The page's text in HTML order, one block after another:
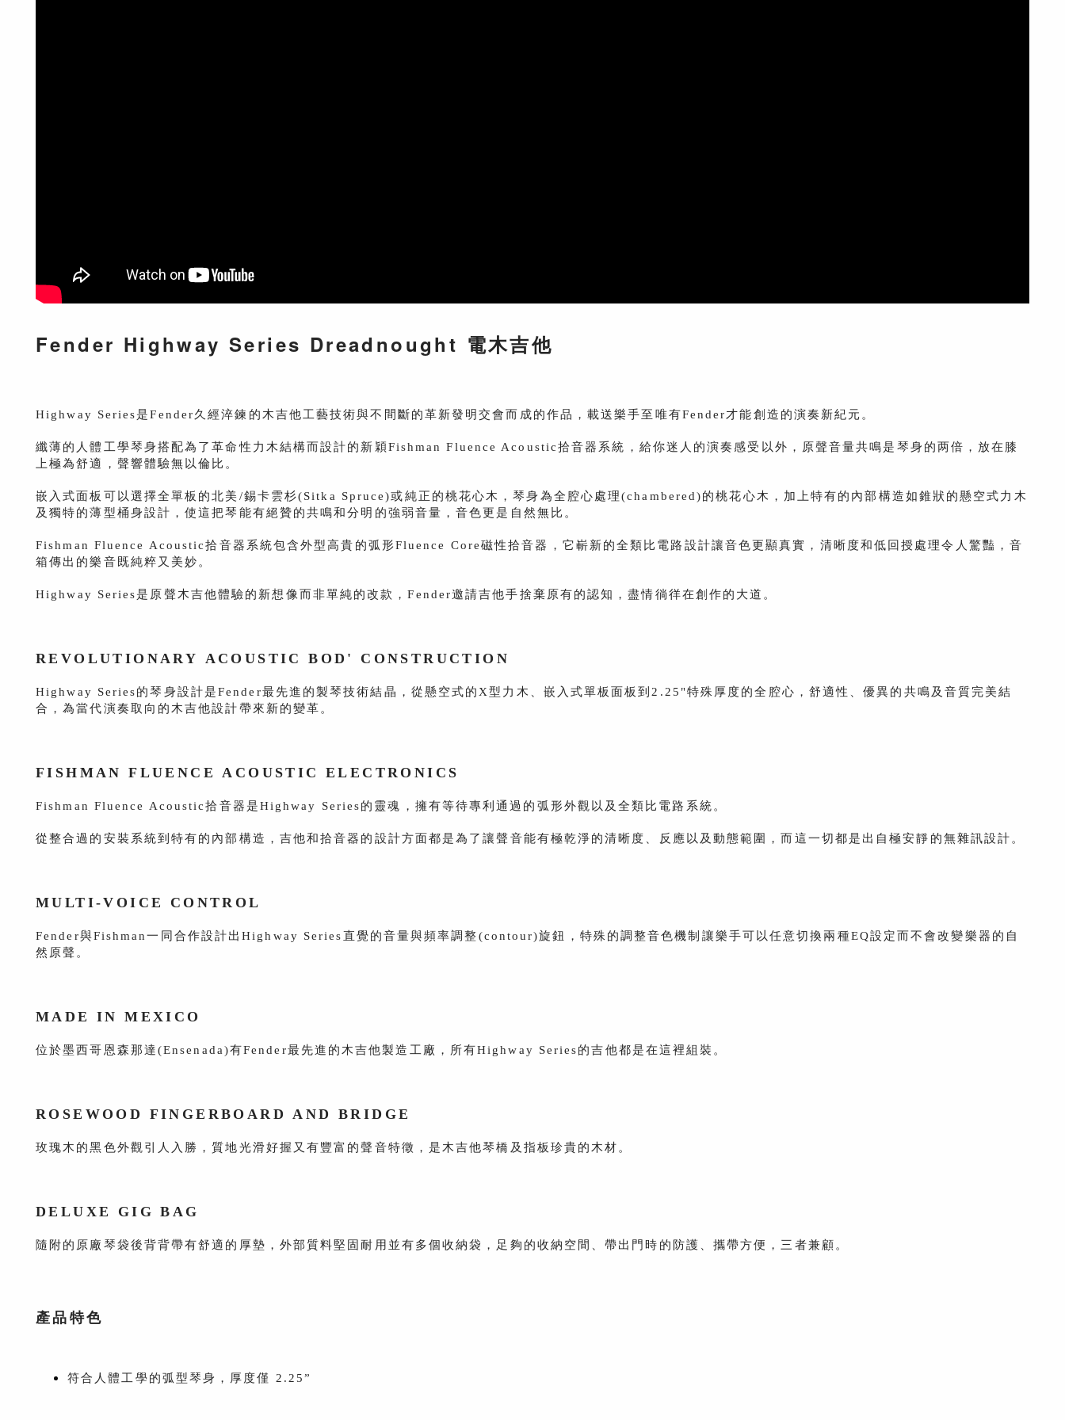
Fender Highway Series Dreadnought 電木吉他
Highway Series是Fender久經淬鍊的木吉他工藝技術與不間斷的革新發明交會而成的作品，載送樂手至唯有Fender才能創造的演奏新紀元。
纖薄的人體工學琴身搭配為了革命性力木結構而設計的新穎Fishman Fluence Acoustic拾音器系統，給你迷人的演奏感受以外，原聲音量共鳴是琴身的两倍，放在膝
上極為舒適， 聲響體驗無以倫比。
嵌入式面板可以選擇全單板的北美/錫卡雲杉(Sitka Spruce)或純正的桃花心木，琴身為全腔心處理(chambered)的桃花心木，加上特有的內部構造如錐狀的懸空式力木
及獨特的薄型桶身設計 ，使這把琴能有絕贊的共鳴和分明的強弱音量，音色更是自然無比。
Fishman Fluence Acoustic拾音器系統包含外型高貴的弧形Fluence Core磁性拾音器，它嶄新的全類比電路設計讓音色更顯真實，清晰度和低回授處理令人驚豔，音
箱傳出的樂音既純粹 又美妙。
Highway Series是原聲木吉他體驗的新想像而非單純的改款，Fender邀請吉他手捨棄原有的認知，盡情徜徉在創作的大道。
REVOLUTIONARY ACOUSTIC BOD' CONSTRUCTION
Highway Series的琴身設計是Fender最先進的製琴技術結晶，從懸空式的X型力木、嵌入式單板面板到2.25"特殊厚度的全腔心，舒適性、優異的共鳴及音質完美結
合，為當代演奏取向的木吉他設計帶來新的變革。
FISHMAN FLUENCEACOUSTICELECTRONICS
Fishman Fluence Acoustic拾音器是Highway Series的靈魂，擁有等待專利通過的弧形外觀以及全類比電路系統。
從整合過的安裝系統到特有的內部構造，吉他和拾音器的設計方面都是為了讓聲音能有極乾淨的清晰度、反應以及動態範圍，而這一切都是出自極安靜的無雜訊設計。
MULTI-VOICE CONTROL
Fender與Fishman一同合作設計出Highway Series直覺的音量與頻率調整(contour)旋鈕，特殊的調整音色機制讓樂手可以任意切換兩種EQ設定而不會改變樂器的自
然原聲。
MADE IN MEXICO
位於墨西哥恩森那達(Ensenada)有Fender最先進的木吉他製造工廠，所有Highway Series的吉他都是在這裡組裝。
ROSEWOOD FINGERBOARDAND BRIDGE
玫瑰木的黑色外觀引人入勝，質地光滑好握又有豐富的聲音特徵，是木吉他琴橋及指板珍貴的木材。
DELUXE GIG BAG
隨附的原廠琴袋後背背帶有舒適的厚墊，外部質料堅固耐用並有多個收納袋，足夠的收納空間、帶出門時的防護、攜帶方便，三者兼顧。
產品特色
符合人體工學的弧型琴身，厚度僅 2.25”